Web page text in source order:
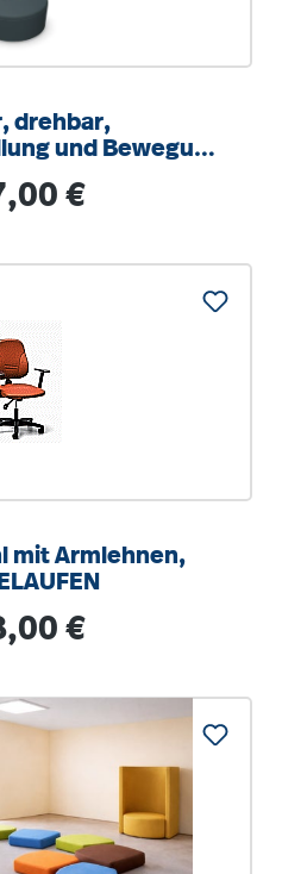
drehbar,
und Bewegung
Preis:
€
mit Armlehnen,
Preis:
€